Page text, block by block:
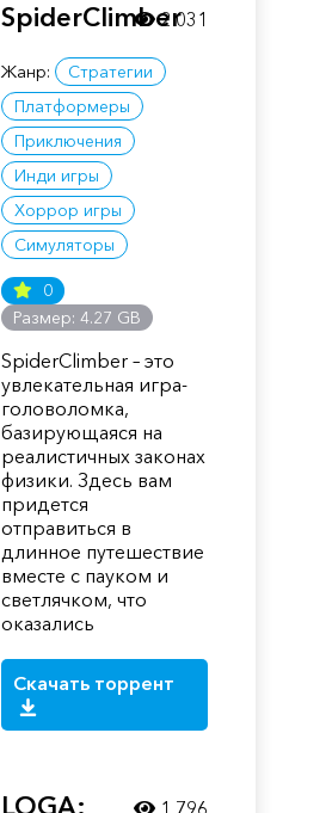
SpiderClimber
Жанр:
Стратегии
Платформеры
Приключения
Инди игры
Хоррор игры
Симуляторы
0
Размер: 4.27 GB
SpiderClimber – это
увлекательная игра-
головоломка,
базирующаяся на
реалистичных законах
физики. Здесь вам
придется
отправиться в
длинное путешествие
вместе с пауком и
светлячком, что
оказались
Скачать торрент
2 031
LOGA: 1 796